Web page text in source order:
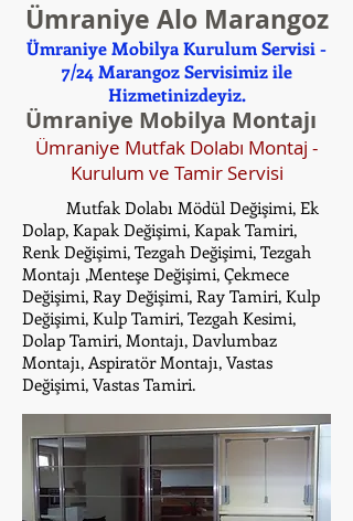
Ümraniye Alo Marangoz
Ümraniye Mobilya Montajı
Ümraniye Mobilya Kurulum Servisi -
7/24 Marangoz Servisimiz ile
Hizmetinizdeyiz.
Ümraniye Mutfak Dolabı Montaj -
Kurulum ve Tamir Servisi
Mutfak Dolabı Mödül Değişimi, Ek
Dolap, Kapak Değişimi, Kapak Tamiri,
Renk Değişimi, Tezgah Değişimi, Tezgah
Montajı ,Menteşe Değişimi, Çekmece
Değişimi, Ray Değişimi, Ray Tamiri, Kulp
Değişimi, Kulp Tamiri, Tezgah Kesimi,
Dolap Tamiri, Montajı, Davlumbaz
Montajı, Aspiratör Montajı, Vastas
Değişimi, Vastas Tamiri.